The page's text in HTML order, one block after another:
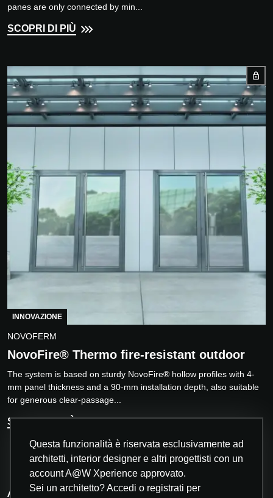
Questa funzionalità è riservata esclusivamente ad
architetti, interior designer e altri progettisti con un
account A@W Xperience approvato.
Sei un architetto? Accedi o registrati per
panes are only connected by min...
SCOPRI DI PIÙ
INNOVAZIONE
NOVOFERM
NovoFire® Thermo fire-resistant outdoor
The system is based on sturdy NovoFire® hollow profiles with 4-
mm panel thickness and a 90-mm installation depth, also suitable
for generous clear-passage...
SCOPRI DI PIÙ
Altre innovazioni interessanti per te